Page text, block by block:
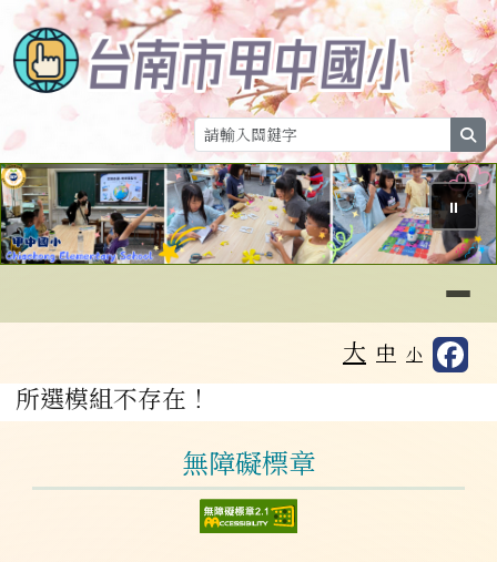
跳至主內容區
台南市甲中國小
⏸
大 中 小
主內容區域
所選模組不存在！
無障礙標章
頁尾區域